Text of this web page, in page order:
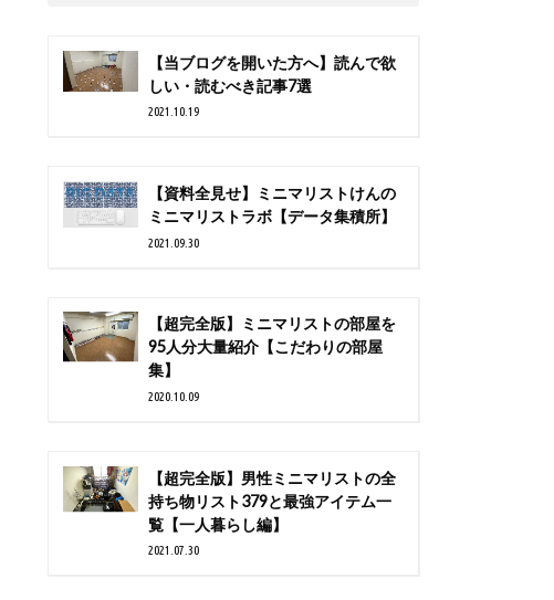
【当ブログを開いた方へ】読んで欲
しい・読むべき記事7選
2021.10.19
【資料全見せ】ミニマリストけんの
ミニマリストラボ【データ集積所】
2021.09.30
【超完全版】ミニマリストの部屋を
95人分大量紹介【こだわりの部屋
集】
2020.10.09
【超完全版】男性ミニマリストの全
持ち物リスト379と最強アイテム一
覧【一人暮らし編】
2021.07.30